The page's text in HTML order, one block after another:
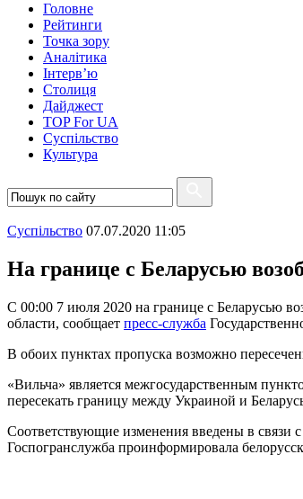
Головне
Рейтинги
Точка зору
Аналітика
Інтерв’ю
Столиця
Дайджест
TOP For UA
Суспiльство
Культура
Суспiльство 07.07.2020 11:05
На границе с Беларусью
С 00:00 7 июля 2020 на границе с Беларусью
области, сообщает пресс-служба
В обоих пунктах пропуска возможно
«Вильча» является межгосударственным
пересекать границу между Украиной и
Соответствующие изменения введены в
Госпогранслужба проинформировала